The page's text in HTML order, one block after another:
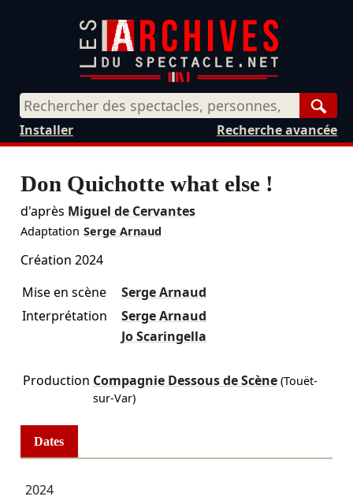
Recherche avancée
Installer
Don Quichotte what else !
d'après Miguel de Cervantes
Adaptation Serge Arnaud
Création 2024
Mise en scène
Serge Arnaud
Interprétation
Serge Arnaud
Jo Scaringella
Production Compagnie Dessous de Scène(Touët-
sur-Var)
Dates
2024